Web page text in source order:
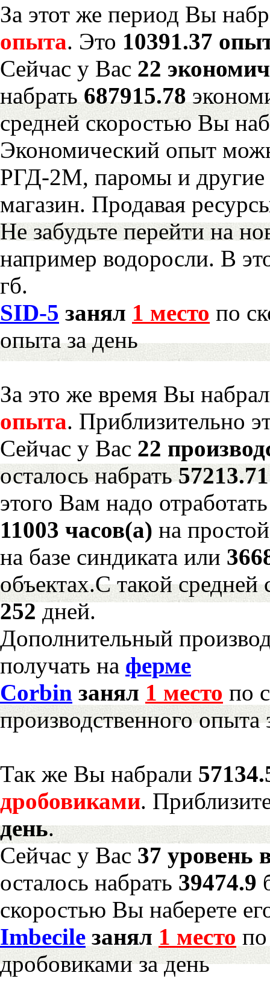
За этот же период Вы
опыта. Это 10391.37
Сейчас у Вас 22
набрать687915.78
средней скоростью Вы
Экономический опыт
РГД-2М, паромы и другие
магазин. Продавая
Не забудьте перейти на
например водоросли. В
гб.
SID-5 занял 1 место по
опыта за день
За это же время Вы
опыта. Приблизительно
Сейчас у Вас 22
осталось набрать
этого Вам надо отработать
11003 часов(а) на
на базе синдиката или
объектах.С такой средней
252дней.
Дополнительный
получать на ферме
Corbin занял 1 место по
производственного опыта
Так же Вы набрали
дробовиками.
день.
Сейчас у Вас 37 уровень
осталось набрать 39474.9
скоростью Вы наберете
Imbecile занял 1 место
дробовиками за день